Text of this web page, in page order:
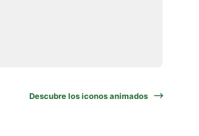
Descubre los iconos animados